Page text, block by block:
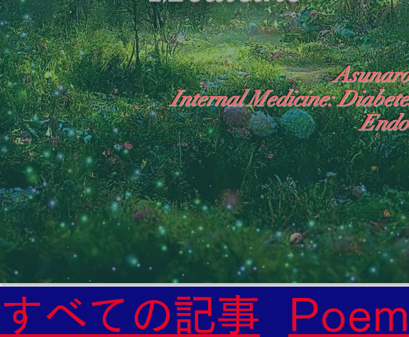
Internal Medicine:
"The Heavens: Beyond the Universe: The World Where the
General Medicine Specialist
Diabetes
Heart
Neurology Specialist
Diabetes
すべての記事
Poem